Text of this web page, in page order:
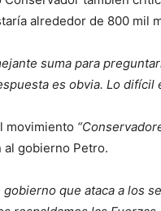
alrededor de 800 mil
suma para
es obvia. Lo
movimiento
gobierno Petro.
que ataca a los